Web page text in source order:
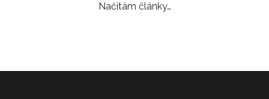
Načítám články…